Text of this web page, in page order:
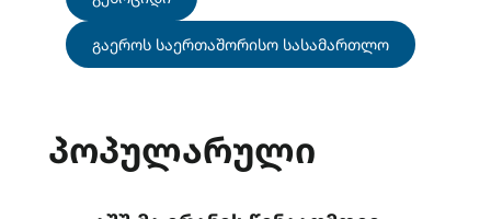
გაეროს საერთაშორისო სასამართლო
ᲞᲝᲞᲣᲚᲐᲠᲣᲚᲘ